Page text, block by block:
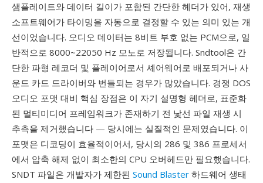
샘플레이트와 데이터 길이가 포함된 간단한 헤더가 있어, 재생
소프트웨어가 타이밍을 자동으로 결정할 수 있는 의미 있는 개
선이었습니다. 오디오 데이터는 8비트 부호 없는 PCM으로, 일
반적으로 8000~22050 Hz 모노로 저장됩니다. Sndtool은 간
단한 파형 레코더 및 플레이어로서 셰어웨어로 배포되거나 사
운드 카드 드라이버와 번들되는 경우가 많았습니다. 경쟁 DOS
오디오 포맷 대비 핵심 장점은 이 자기 설명형 헤더로, 표준화
된 멀티미디어 프레임워크가 존재하기 전 낯선 파일 재생 시
추측을 제거했습니다 — 당시에는 실질적인 문제였습니다. 이
포맷은 디코딩이 효율적이어서, 당시의 286 및 386 프로세서
에서 압축 해제 없이 최소한의 CPU 오버헤드만 필요했습니다.
SNDT 파일은 개발자가 제한된 Sound Blaster 하드웨어 생태